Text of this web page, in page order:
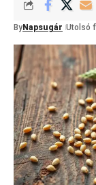
By Napsugár Utolsó